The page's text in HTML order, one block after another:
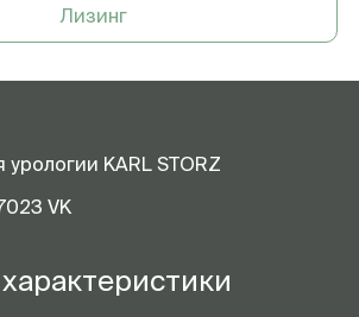
Лизинг
KARL STORZ
VK